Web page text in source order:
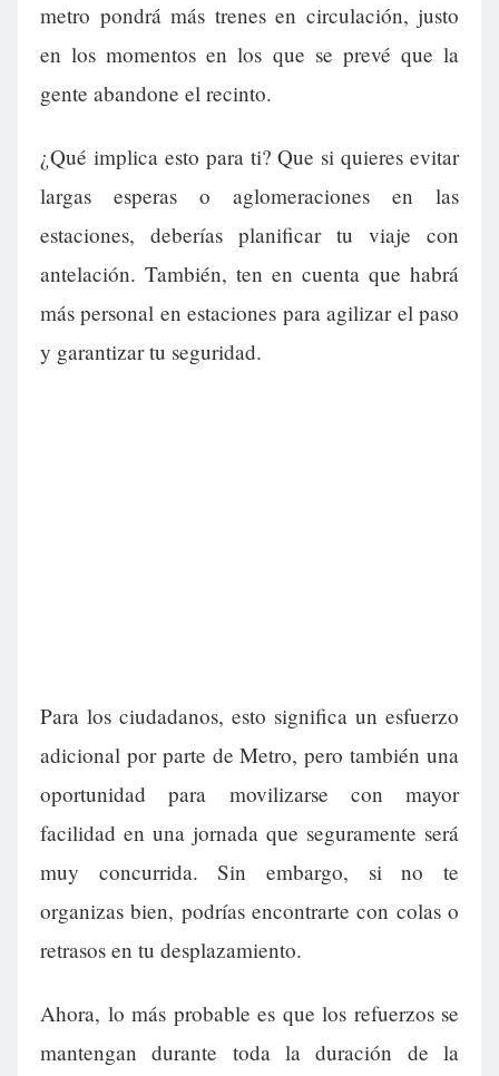
metro pondrá más trenes en circulación, justo
en los momentos en los que se prevé que la
gente abandone el recinto.
¿Qué implica esto para ti? Que si quieres evitar
largas esperas o aglomeraciones en las
estaciones, deberías planificar tu viaje con
antelación. También, ten en cuenta que habrá
más personal en estaciones para agilizar el paso
y garantizar tu seguridad.
Para los ciudadanos, esto significa un esfuerzo
adicional por parte de Metro, pero también una
oportunidad para movilizarse con mayor
facilidad en una jornada que seguramente será
muy concurrida. Sin embargo, si no te
organizas bien, podrías encontrarte con colas o
retrasos en tu desplazamiento.
Ahora, lo más probable es que los refuerzos se
mantengan durante toda la duración de la